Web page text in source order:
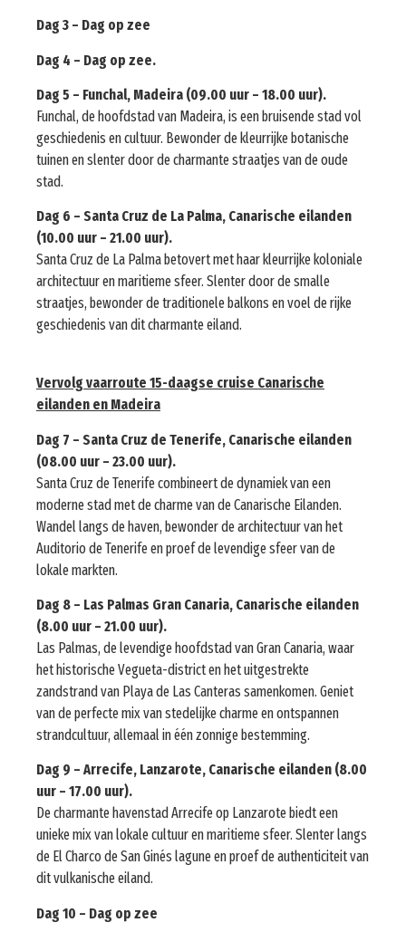
Dag 3 – Dag op zee
Dag 4 – Dag op zee.
Dag 5 – Funchal, Madeira (09.00 uur – 18.00 uur).
Funchal, de hoofdstad van Madeira, is een bruisende stad vol
geschiedenis en cultuur. Bewonder de kleurrijke botanische
tuinen en slenter door de charmante straatjes van de oude
stad.
Dag 6 – Santa Cruz de La Palma, Canarische eilanden
(10.00 uur – 21.00 uur).
Santa Cruz de La Palma betovert met haar kleurrijke koloniale
architectuur en maritieme sfeer. Slenter door de smalle
straatjes, bewonder de traditionele balkons en voel de rijke
geschiedenis van dit charmante eiland.
Vervolg vaarroute 15-daagse cruise Canarische
eilanden en Madeira
Dag 7 – Santa Cruz de Tenerife, Canarische eilanden
(08.00 uur – 23.00 uur).
Santa Cruz de Tenerife combineert de dynamiek van een
moderne stad met de charme van de Canarische Eilanden.
Wandel langs de haven, bewonder de architectuur van het
Auditorio de Tenerife en proef de levendige sfeer van de
lokale markten.
Dag 8 – Las Palmas Gran Canaria, Canarische eilanden
(8.00 uur – 21.00 uur).
Las Palmas, de levendige hoofdstad van Gran Canaria, waar
het historische Vegueta-district en het uitgestrekte
zandstrand van Playa de Las Canteras samenkomen. Geniet
van de perfecte mix van stedelijke charme en ontspannen
strandcultuur, allemaal in één zonnige bestemming.
Dag 9 – Arrecife, Lanzarote, Canarische eilanden (8.00
uur – 17.00 uur).
De charmante havenstad Arrecife op Lanzarote biedt een
unieke mix van lokale cultuur en maritieme sfeer. Slenter langs
de El Charco de San Ginés lagune en proef de authenticiteit van
dit vulkanische eiland.
Dag 10 – Dag op zee